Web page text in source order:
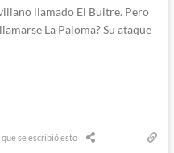
llamado El Buitre. Pero
La Paloma? Su ataque
se escribió esto